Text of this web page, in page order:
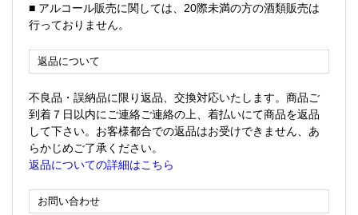
■ アルコール販売に関しては、20際未満の方の酒類販売は
行っておりません。
返品について
不良品・誤納品に限り返品、交換対応いたします。商品ご
到着７日以内にご連絡ご連絡の上、着払いにて商品を返品
して下さい。お客様都合での返品はお受けできません、あ
らかじめご了承ください。
返品についての詳細はこちら
お問い合わせ